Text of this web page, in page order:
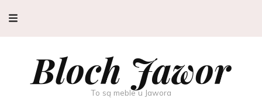
Bloch Jawor
To są meble u Jawora